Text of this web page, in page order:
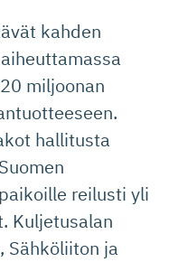
kahden
miljoonan
hallitusta
reilusti yli
Kuljetusalan
Sähköliiton ja